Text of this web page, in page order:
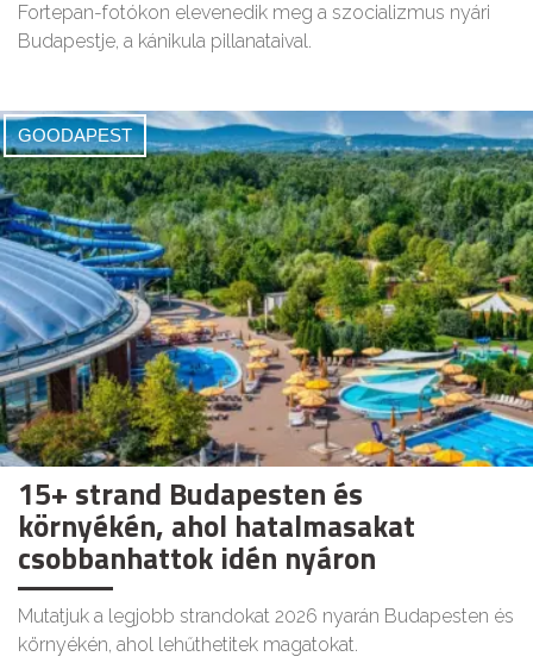
Fortepan-fotókon elevenedik meg a szocializmus nyári
Budapestje, a kánikula pillanataival.
GOODAPEST
15+ strand Budapesten és
környékén, ahol hatalmasakat
csobbanhattok idén nyáron
Mutatjuk a legjobb strandokat 2026 nyarán Budapesten és
környékén, ahol lehűthetitek magatokat.